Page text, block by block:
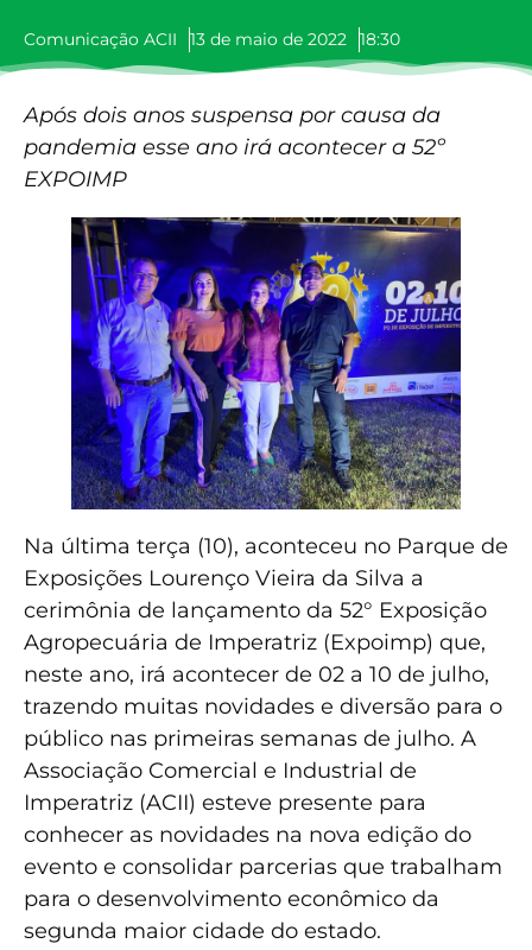
Comunicação ACII 13 de maio de 2022 18:30
Após dois anos suspensa por causa da
pandemia esse ano irá acontecer a 52º
EXPOIMP
Na última terça (10), aconteceu no Parque de
Exposições Lourenço Vieira da Silva a
cerimônia de lançamento da 52° Exposição
Agropecuária de Imperatriz (Expoimp) que,
neste ano, irá acontecer de 02 a 10 de julho,
trazendo muitas novidades e diversão para o
público nas primeiras semanas de julho. A
Associação Comercial e Industrial de
Imperatriz (ACII) esteve presente para
conhecer as novidades na nova edição do
evento e consolidar parcerias que trabalham
para o desenvolvimento econômico da
segunda maior cidade do estado.